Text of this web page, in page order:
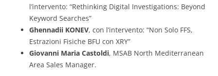
l’intervento: “Rethinking Digital Investigations: Beyond
Keyword Searches”
Ghennadii KONEV, con l’intervento: “Non Solo FFS,
Estrazioni Fisiche BFU con XRY”
Giovanni Maria Castoldi, MSAB North Mediterranean
Area Sales Manager.